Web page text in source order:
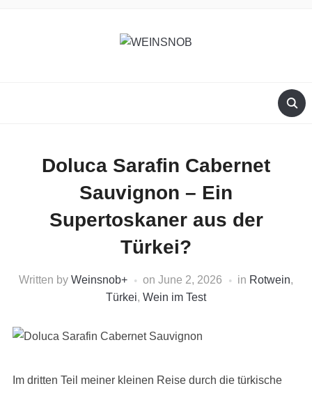
Doluca Sarafin Cabernet
Sauvignon – Ein
Supertoskaner aus der
Türkei?
Written by Weinsnob+ on June 2, 2026 in Rotwein,
Türkei, Wein im Test
Im dritten Teil meiner kleinen Reise durch die türkische